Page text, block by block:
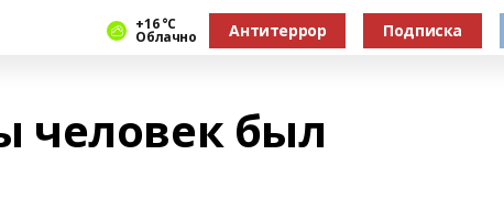
+16 °С
Облачно Антитеррор Подписка
человек был